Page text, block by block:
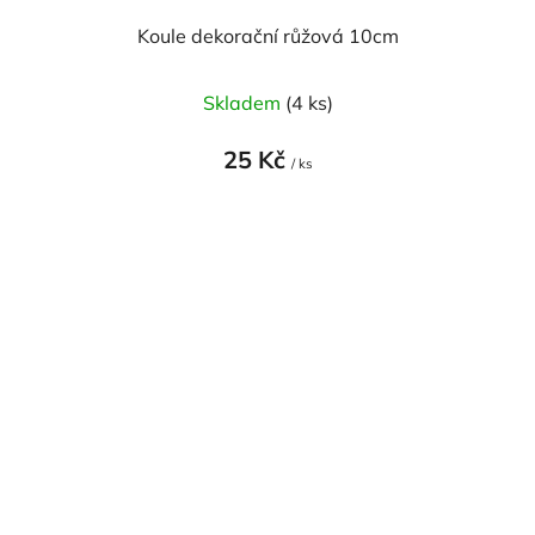
Koule dekorační růžová 10cm
Skladem (4 ks)
25 Kč / ks